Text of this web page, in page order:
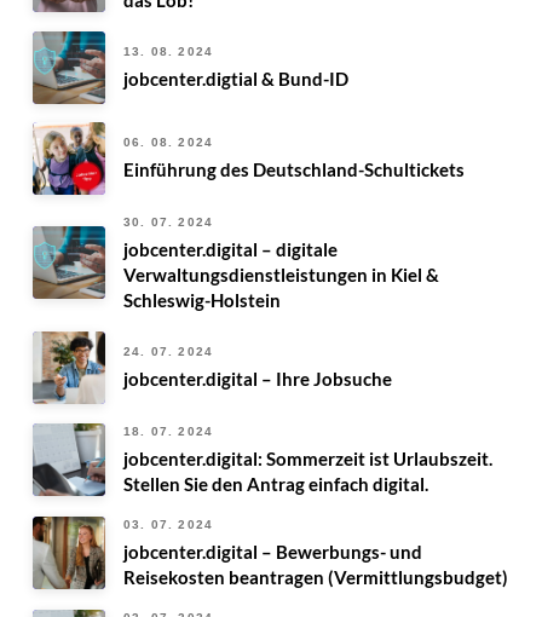
13. 08. 2024
jobcenter.digtial & Bund-ID
06. 08. 2024
Einführung des Deutschland-Schultickets
30. 07. 2024
jobcenter.digital – digitale
Verwaltungsdienstleistungen in Kiel &
Schleswig-Holstein
24. 07. 2024
jobcenter.digital – Ihre Jobsuche
18. 07. 2024
jobcenter.digital: Sommerzeit ist Urlaubszeit.
Stellen Sie den Antrag einfach digital.
03. 07. 2024
jobcenter.digital – Bewerbungs- und
Reisekosten beantragen (Vermittlungsbudget)